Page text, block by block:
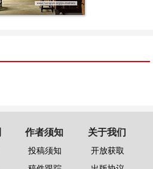
作者须知
投稿须知
关于我们
开放获取